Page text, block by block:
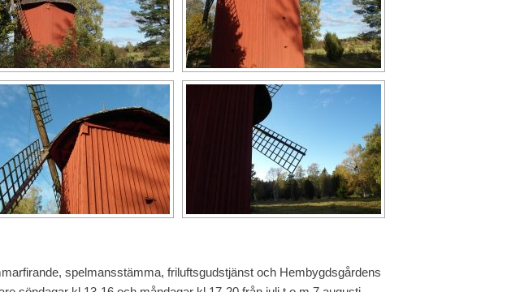
spelmansstämma, friluftsgudstjänst och Hembygdsgårdens